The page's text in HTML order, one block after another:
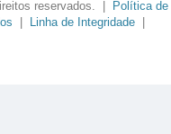
reservados. |
Política de
Linha de Integridade